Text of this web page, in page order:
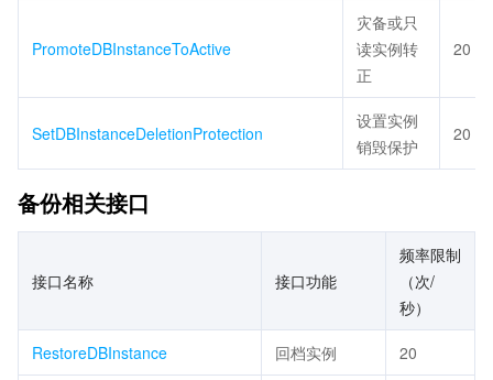
PromoteDBInstanceToActive
灾备或只
读实例转
正
20
SetDBInstanceDeletionProtection
设置实例
销毁保护
20
备份相关接口
接口名称 接口功能
频率限制
（次/
秒）
RestoreDBInstance 回档实例 20